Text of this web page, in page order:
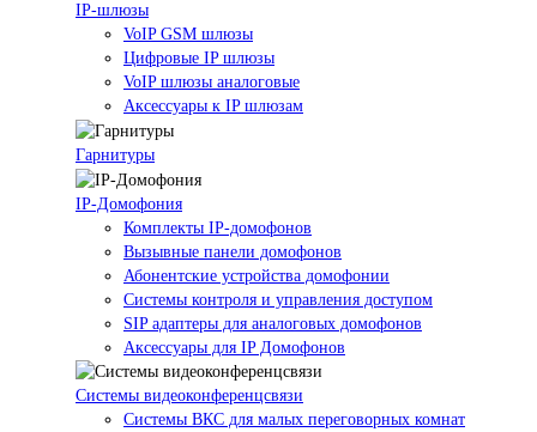
IP-шлюзы
VoIP GSM шлюзы
Цифровые IP шлюзы
VoIP шлюзы аналоговые
Аксессуары к IP шлюзам
Гарнитуры
IP-Домофония
Комплекты IP-домофонов
Вызывные панели домофонов
Абонентские устройства домофонии
Системы контроля и управления доступом
SIP адаптеры для аналоговых домофонов
Аксессуары для IP Домофонов
Системы видеоконференцсвязи
Системы ВКС для малых переговорных комнат